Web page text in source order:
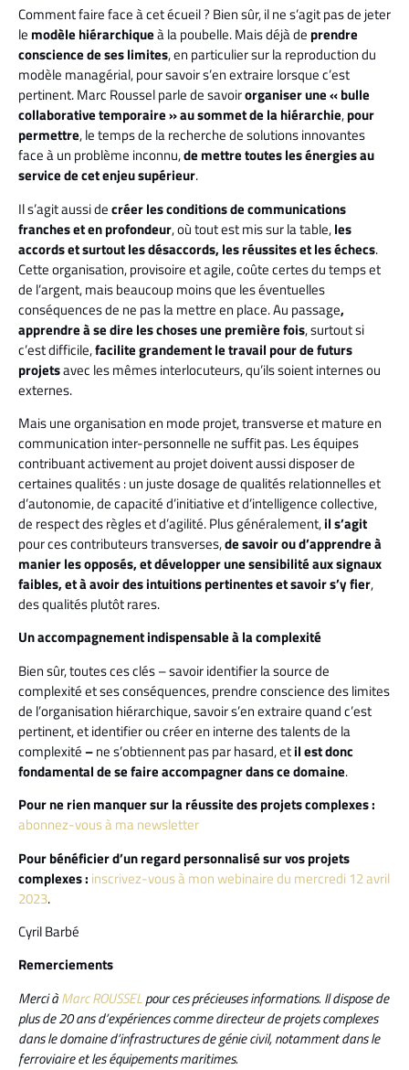
Comment faire face à cet écueil ? Bien sûr, il ne s’agit pas de jeter
le modèle hiérarchiqueà la poubelle. Mais déjà de prendre
conscience de ses limites, en particulier sur la reproduction du
modèle managérial, pour savoir s’en extraire lorsque c’est
pertinent. Marc Roussel parle de savoirorganiser une « bulle
collaborative temporaire » au sommet de la hiérarchie,pour
permettre, le temps de la recherche de solutions innovantes
face à un problème inconnu,de mettre toutes les énergies au
service de cet enjeu supérieur.
Il s’agit aussi decréer les conditions de communications
franches et en profondeur, où tout est mis sur la table,les
accords et surtout les désaccords, les réussites et les échecs.
Cette organisation, provisoire et agile, coûte certes du temps et
de l’argent, mais beaucoup moins que les éventuelles
conséquences de ne pas la mettre en place. Au passage,
apprendre à se dire les choses une première fois, surtout si
c’est difficile,facilite grandement le travail pour de futurs
projetsavec les mêmes interlocuteurs, qu’ils soient internes ou
externes.
Mais une organisation en mode projet, transverse et mature en
communication inter-personnelle ne suffit pas. Les équipes
contribuant activement au projet doivent aussi disposer de
certaines qualités : un juste dosage de qualités relationnelles et
d’autonomie, de capacité d’initiative et d’intelligence collective,
de respect des règles et d’agilité. Plus généralement,il s’agit
pour ces contributeurs transverses,de savoir ou d’apprendre à
manier les opposés, et développer une sensibilité aux signaux
faibles, et à avoir des intuitions pertinentes et savoir s’y fier,
des qualités plutôt rares.
Un accompagnement indispensable à la complexité
Bien sûr, toutes ces clés – savoir identifier la source de
complexité et ses conséquences, prendre conscience des limites
de l’organisation hiérarchique, savoir s’en extraire quand c’est
pertinent, et identifier ou créer en interne des talents de la
complexité–ne s’obtiennent pas par hasard, etil est donc
fondamental de se faire accompagner dans ce domaine.
Pour ne rien manquer sur la réussite des projets complexes :
abonnez-vous à ma newsletter
Pour bénéficier d’un regard personnalisé sur vos projets
complexes : inscrivez-vous à mon webinaire du mercredi 12 avril
2023.
Cyril Barbé
Remerciements
Merci àMarc ROUSSELpour ces précieuses informations. Il dispose de
plus de 20 ans d’expériences comme directeur de projets complexes
dans le domaine d’infrastructures de génie civil, notamment dans le
ferroviaire et les équipements maritimes.